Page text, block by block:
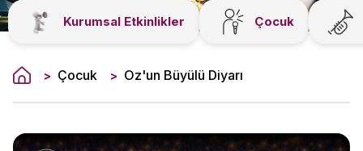
Kurumsal Etkinlikler Çocuk
> Çocuk > Oz'un Büyülü Diyarı